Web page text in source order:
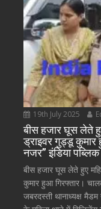
19th July 2025
बीस हजार घूस लेते
ड्राइवर गुड्डू कुमार
नजर” इंडिया
बीस हजार घूस लेते हुए
कुमार हुआ गिरफ्तार।
जबरदस्ती थानाध्यक्ष